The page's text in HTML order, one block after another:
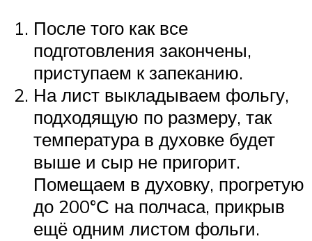
После того как все
подготовления закончены,
приступаем к запеканию.
На лист выкладываем фольгу,
подходящую по размеру, так
температура в духовке будет
выше и сыр не пригорит.
Помещаем в духовку, прогретую
до 200°С на полчаса, прикрыв
ещё одним листом фольги.